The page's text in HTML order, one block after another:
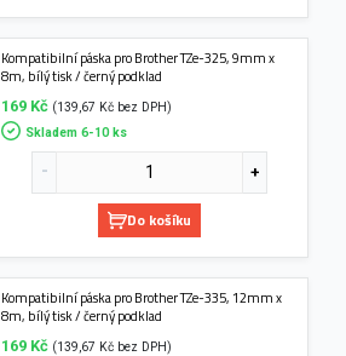
Kompatibilní páska pro Brother TZe-325, 9mm x
8m, bílý tisk / černý podklad
169 Kč (139,67 Kč bez DPH)
Skladem 6-10 ks
Do košíku
Kompatibilní páska pro Brother TZe-335, 12mm x
8m, bílý tisk / černý podklad
169 Kč (139,67 Kč bez DPH)